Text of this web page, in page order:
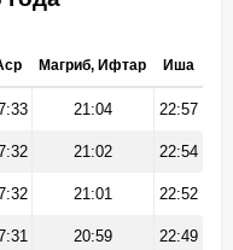
Магриб, Ифтар Иша
21:04 22:57
21:02 22:54
21:01 22:52
20:59 22:49